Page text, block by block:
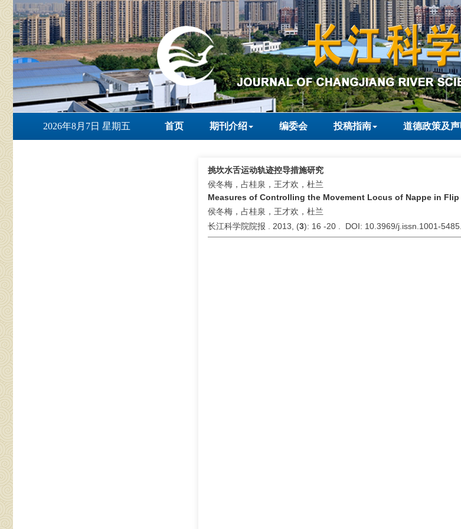
2026年8月7日 星期五 首页 期刊介绍 编委会 投稿指南 道德政策及声
挑坎水舌运动轨迹控导措施研究
侯冬梅，占桂泉，王才欢，杜兰
Measures of Controlling the Movement Locus of Nappe in
侯冬梅，占桂泉，王才欢，杜兰
长江科学院院报 . 2013, (3): 16 -20 . DOI: 10.3969/j.issn.1001-